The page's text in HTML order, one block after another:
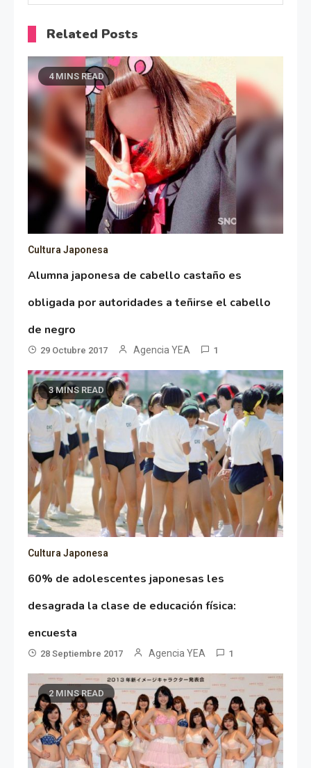
Related Posts
4 MINS READ
Cultura Japonesa
Alumna japonesa de cabello castaño es
obligada por autoridades a teñirse el cabello
de negro
29 Octubre 2017 Agencia YEA 1
3 MINS READ
Cultura Japonesa
60% de adolescentes japonesas les
desagrada la clase de educación física:
encuesta
28 Septiembre 2017 Agencia YEA 1
2 MINS READ